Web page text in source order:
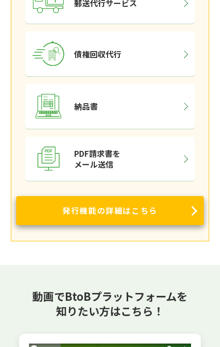
郵送代行サービス
債権回収代行
納品書
PDF請求書を
メール送信
発行機能の詳細はこちら
動画でBtoBプラットフォームを
知りたい方はこちら！